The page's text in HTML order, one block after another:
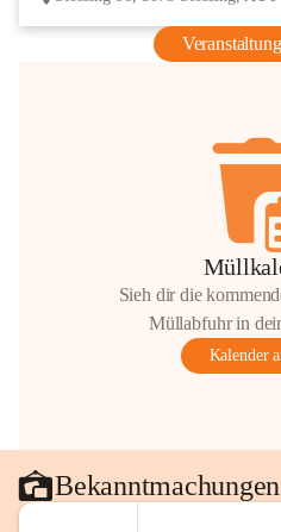
Sieh dir die
Müllabfuhr in
Kalender
Bekanntmachungen